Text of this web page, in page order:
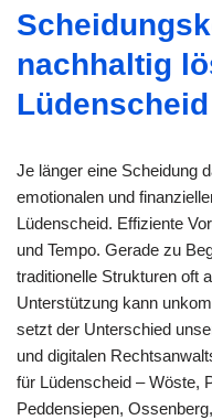
nachhaltig
Lüdenscheid
Je länger eine Scheidung
emotionalen und
Lüdenscheid. Effiziente
und Tempo. Gerade zu
traditionelle Strukturen oft
Unterstützung kann
setzt der Unterschied
und digitalen
für Lüdenscheid – Wöste,
Peddensiepen,